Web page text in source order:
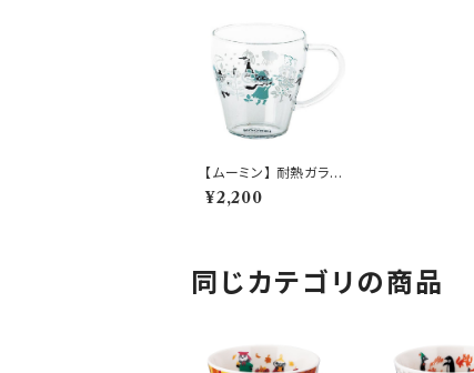
【ムーミン】 耐熱ガラス
マグ（スナフキン）【耐熱
ガラスマグ】
¥2,200
同じカテゴリの商品